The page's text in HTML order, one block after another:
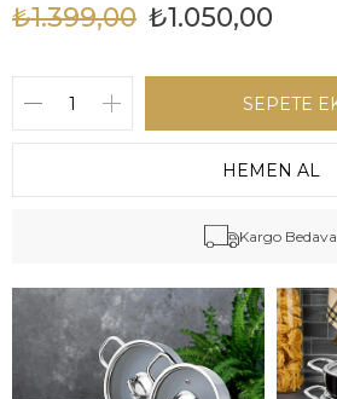
₺1.399,00 ₺1.050,00
Kargo Bedava